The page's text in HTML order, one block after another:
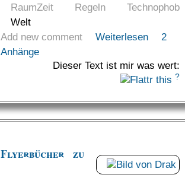
RaumZeit
Regeln
Technophob
Welt
Add new comment
Weiterlesen
2
Anhänge
Dieser Text ist mir was wert:
?
Flyerbücher zu